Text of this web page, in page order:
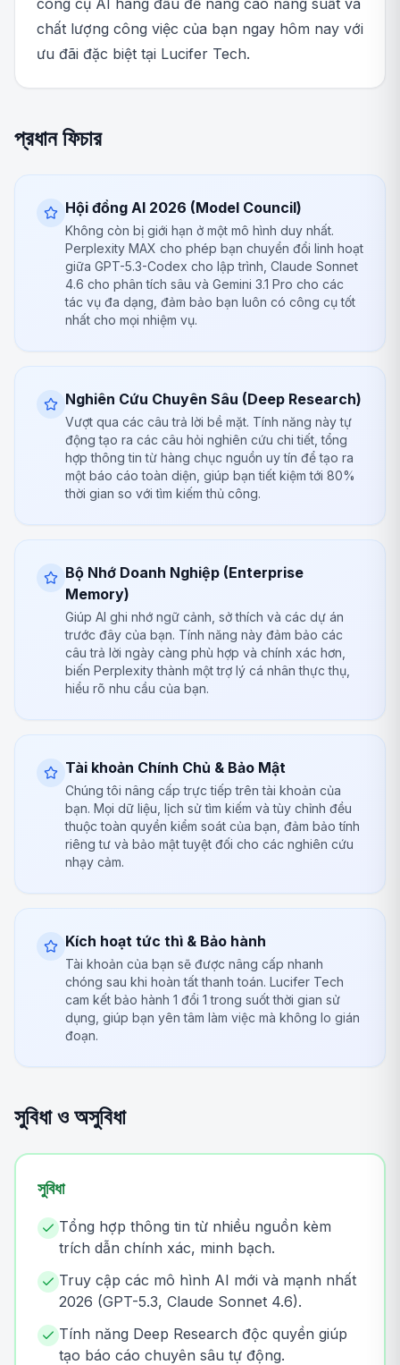
công cụ AI hàng đầu để nâng cao năng suất và
chất lượng công việc của bạn ngay hôm nay với
ưu đãi đặc biệt tại Lucifer Tech.
প্রধান ফিচার
Hội đồng AI 2026 (Model Council)
Không còn bị giới hạn ở một mô hình duy nhất.
Perplexity MAX cho phép bạn chuyển đổi linh hoạt
giữa GPT-5.3-Codex cho lập trình, Claude Sonnet
4.6 cho phân tích sâu và Gemini 3.1 Pro cho các
tác vụ đa dạng, đảm bảo bạn luôn có công cụ tốt
nhất cho mọi nhiệm vụ.
Nghiên Cứu Chuyên Sâu (Deep Research)
Vượt qua các câu trả lời bề mặt. Tính năng này tự
động tạo ra các câu hỏi nghiên cứu chi tiết, tổng
hợp thông tin từ hàng chục nguồn uy tín để tạo ra
một báo cáo toàn diện, giúp bạn tiết kiệm tới 80%
thời gian so với tìm kiếm thủ công.
Bộ Nhớ Doanh Nghiệp (Enterprise
Memory)
Giúp AI ghi nhớ ngữ cảnh, sở thích và các dự án
trước đây của bạn. Tính năng này đảm bảo các
câu trả lời ngày càng phù hợp và chính xác hơn,
biến Perplexity thành một trợ lý cá nhân thực thụ,
hiểu rõ nhu cầu của bạn.
Tài khoản Chính Chủ & Bảo Mật
Chúng tôi nâng cấp trực tiếp trên tài khoản của
bạn. Mọi dữ liệu, lịch sử tìm kiếm và tùy chỉnh đều
thuộc toàn quyền kiểm soát của bạn, đảm bảo tính
riêng tư và bảo mật tuyệt đối cho các nghiên cứu
nhạy cảm.
Kích hoạt tức thì & Bảo hành
Tài khoản của bạn sẽ được nâng cấp nhanh
chóng sau khi hoàn tất thanh toán. Lucifer Tech
cam kết bảo hành 1 đổi 1 trong suốt thời gian sử
dụng, giúp bạn yên tâm làm việc mà không lo gián
đoạn.
সুবিধা ও অসুবিধা
সুবিধা
Tổng hợp thông tin từ nhiều nguồn kèm
trích dẫn chính xác, minh bạch.
Truy cập các mô hình AI mới và mạnh nhất
2026 (GPT-5.3, Claude Sonnet 4.6).
Tính năng Deep Research độc quyền giúp
tạo báo cáo chuyên sâu tự động.